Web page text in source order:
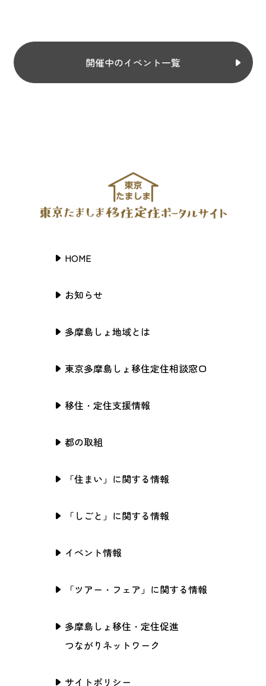
開催中のイベント一覧
HOME
お知らせ
多摩島しょ地域とは
東京多摩島しょ移住定住相談窓口
移住・定住支援情報
都の取組
「住まい」に関する情報
「しごと」に関する情報
イベント情報
「ツアー・フェア」に関する情報
多摩島しょ移住・定住促進
つながりネットワーク
サイトポリシー